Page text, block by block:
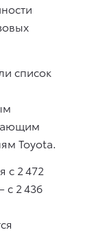
список
Toyota.
с 2 472
c 2 436